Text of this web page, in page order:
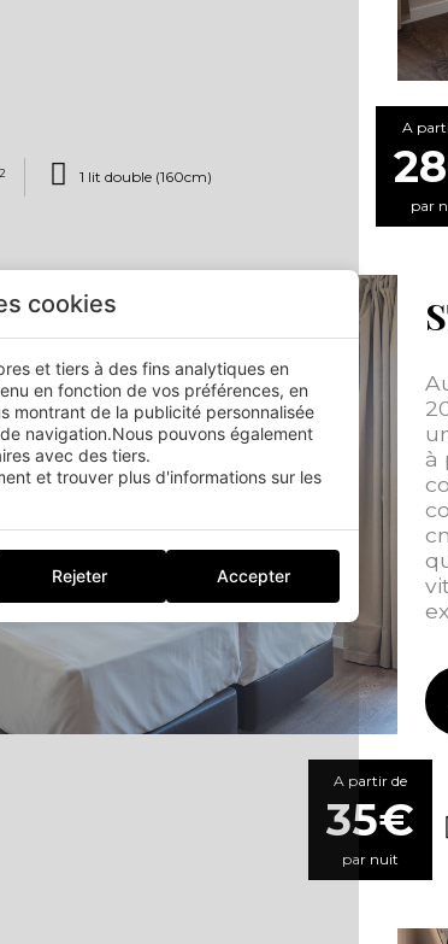
2 1 lit double (160cm)
A
par
à
A partir de
35€
par nuit
cookies
et tiers à des fins analytiques en
en fonction de vos préférences, en
montrant de la publicité personnalisée
navigation.Nous pouvons également
avec des tiers.
et trouver plus d'informations sur les
Rejeter Accepter